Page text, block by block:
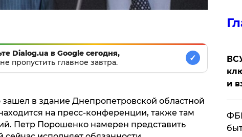
Dialog.ua в Google сегодня,
пропустить главное завтра.
✓
в здание Днепропетровской областной
на пресс-конференции, также там
Петр Порошенко намерен представить
и